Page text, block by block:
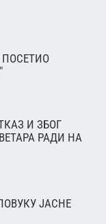
И ЗБОГ
РАДИ НА
ЈАСНЕ